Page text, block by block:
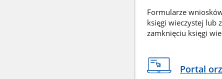
Formularze
księgi wieczystej lub
zamknięciu księgi
Portal